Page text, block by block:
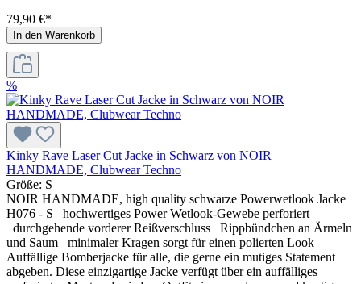
79,90 €*
In den Warenkorb
%
Kinky Rave Laser Cut Jacke in Schwarz von NOIR
HANDMADE, Clubwear Techno
Größe: S
NOIR HANDMADE, high quality schwarze Powerwetlook Jacke
H076 - S hochwertiges Power Wetlook-Gewebe perforiert
durchgehende vorderer Reißverschluss Rippbündchen an Ärmeln
und Saum minimaler Kragen sorgt für einen polierten Look
Auffällige Bomberjacke für alle, die gerne ein mutiges Statement
abgeben. Diese einzigartige Jacke verfügt über ein auffälliges